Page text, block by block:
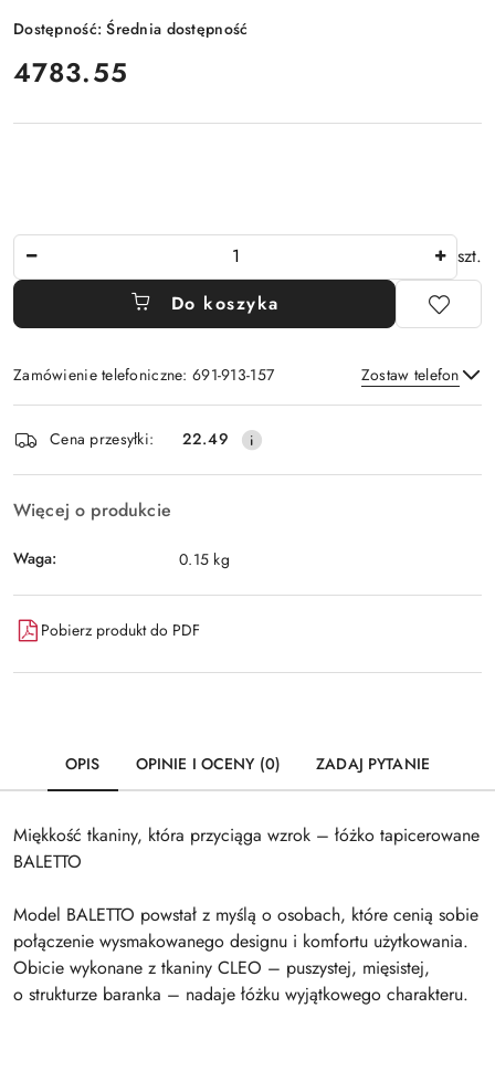
Dostępność:Średnia dostępność
cena:
4783.55
szt.
Do koszyka
Zamówienie telefoniczne: 691-913-157 Zostaw telefon
Wyślij
Dostępność
i
dostawa
Cena przesyłki: 22.49
Więcej o produkcie
Waga: 0.15 kg
Pobierz produkt do PDF
OPIS OPINIE I OCENY (0) ZADAJ PYTANIE
Miękkość tkaniny, która przyciąga wzrok – łóżko tapicerowane
BALETTO
Model BALETTO powstał z myślą o osobach, które cenią sobie
połączenie wysmakowanego designu i komfortu użytkowania.
Obicie wykonane z tkaniny CLEO – puszystej, mięsistej,
o strukturze baranka – nadaje łóżku wyjątkowego charakteru.